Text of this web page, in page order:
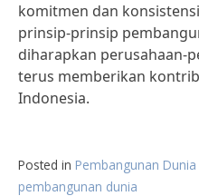
komitmen dan
prinsip-prinsip
diharapkan perusahaan-
terus memberikan
Indonesia.
Posted in Pembangunan Dunia
pembangunan dunia